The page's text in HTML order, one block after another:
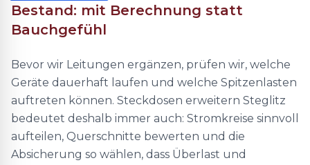
Bestand: mit Berechnung statt
Bauchgefühl
Bevor wir Leitungen ergänzen, prüfen wir, welche
Geräte dauerhaft laufen und welche Spitzenlasten
auftreten können. Steckdosen erweitern Steglitz
bedeutet deshalb immer auch: Stromkreise sinnvoll
aufteilen, Querschnitte bewerten und die
Absicherung so wählen, dass Überlast und